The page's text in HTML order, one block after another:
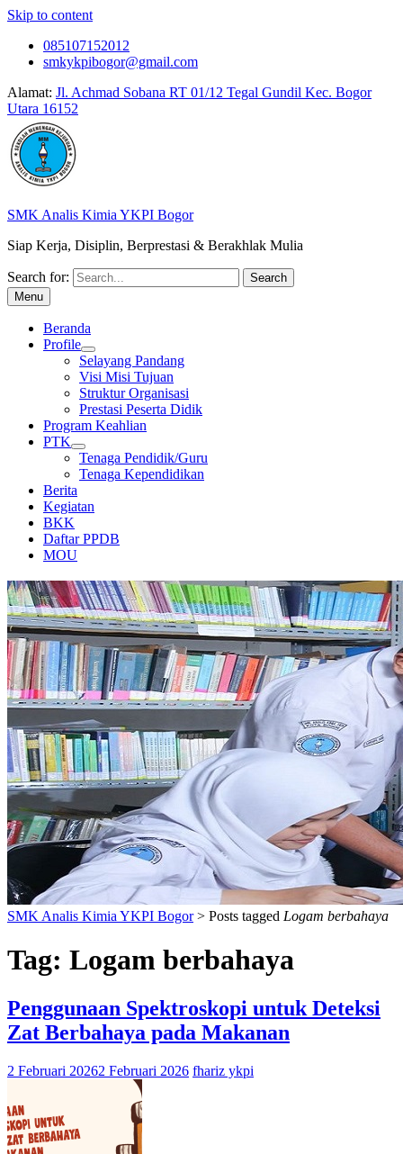
Skip to content
085107152012
smkykpibogor@gmail.com
Alamat: Jl. Achmad Sobana RT 01/12 Tegal Gundil Kec. Bogor
Utara 16152
SMK Analis Kimia YKPI Bogor
Siap Kerja, Disiplin, Berprestasi & Berakhlak Mulia
Search for:
Menu
Beranda
Profile
Selayang Pandang
Visi Misi Tujuan
Struktur Organisasi
Prestasi Peserta Didik
Program Keahlian
PTK
Tenaga Pendidik/Guru
Tenaga Kependidikan
Berita
Kegiatan
BKK
Daftar PPDB
MOU
PERPUSTAKAAN
SMK Analis Kimia YKPI Bogor> Posts tagged Logam berbahaya
Tag: Logam berbahaya
Penggunaan Spektroskopi untuk Deteksi
Zat Berbahaya pada Makanan
2 Februari 20262 Februari 2026 fhariz ykpi